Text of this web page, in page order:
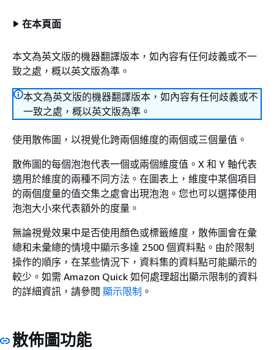
在本頁面
本文為英文版的機器翻譯版本，如內容有任何歧義或不一
致之處，概以英文版為準。
本文為英文版的機器翻譯版本，如內容有任何歧義或不
一致之處，概以英文版為準。
使用散佈圖，以視覺化跨兩個維度的兩個或三個量值。
散佈圖的每個泡泡代表一個或兩個維度值。X 和 Y 軸代表
適用於維度的兩種不同方法。在圖表上，維度中某個項目
的兩個度量的值交集之處會出現泡泡。您也可以選擇使用
泡泡大小來代表額外的度量。
無論視覺效果中是否使用顏色或標籤維度，散佈圖會在彙
總和未彙總的情境中顯示多達 2500 個資料點。由於限制
操作的順序，在某些情況下，資料集的資料點可能顯示的
較少。如需 Amazon Quick 如何處理超出顯示限制的資料
的詳細資訊，請參閱 顯示限制 。
散佈圖功能